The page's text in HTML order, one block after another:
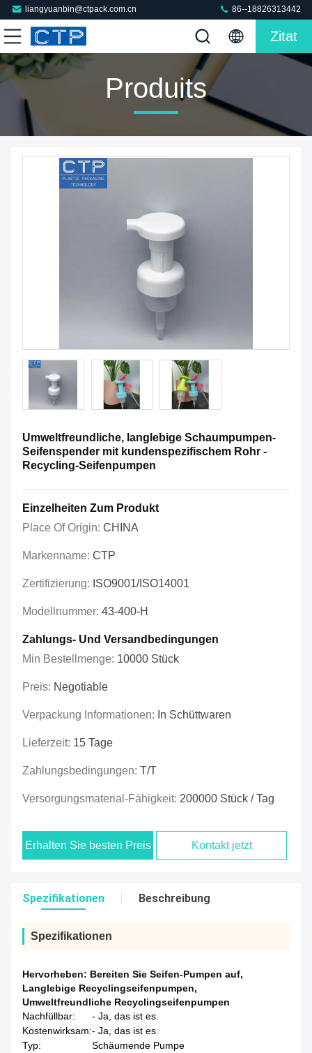
liangyuanbin@ctpack.com.cn 86--18826313442
Zitat
Produits
Umweltfreundliche, langlebige Schaumpumpen-
Seifenspender mit kundenspezifischem Rohr -
Recycling-Seifenpumpen
Einzelheiten Zum Produkt
Place Of Origin: CHINA
Markenname: CTP
Zertifizierung: ISO9001/ISO14001
Modellnummer: 43-400-H
Zahlungs- Und Versandbedingungen
Min Bestellmenge: 10000 Stück
Preis: Negotiable
Verpackung Informationen: In Schüttwaren
Lieferzeit: 15 Tage
Zahlungsbedingungen: T/T
Versorgungsmaterial-Fähigkeit: 200000 Stück / Tag
Erhalten Sie besten Preis Kontakt jetzt
Spezifikationen Beschreibung
Spezifikationen
Hervorheben: Bereiten Sie Seifen-Pumpen auf,
Langlebige Recyclingseifenpumpen,
Umweltfreundliche Recyclingseifenpumpen
Nachfüllbar:
- Ja, das ist es.
Kostenwirksam:- Ja, das ist es.
Typ:
Schäumende Pumpe